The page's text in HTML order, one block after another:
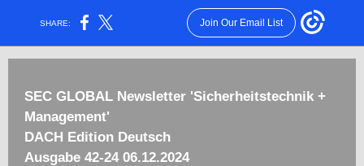
SHARE: Join Our Email List
SEC GLOBAL Newsletter 'Sicherheitstechnik +
Management'
DACH Edition Deutsch
Ausgabe 42-24 06.12.2024